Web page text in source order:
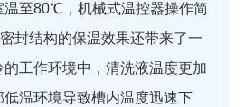
温至80℃，机械式温控器操作简
封结构的保温效果还带来了一
工作环境中，清洗液温度更加
温环境导致槽内温度迅速下